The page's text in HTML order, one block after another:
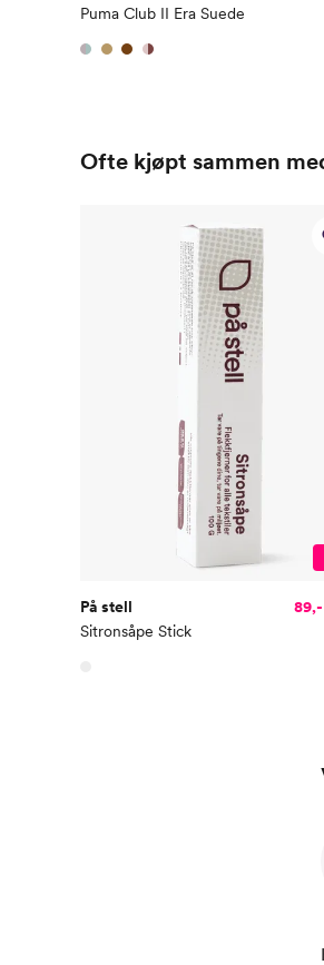
Puma Club II Era Suede
Ofte kjøpt sammen
På stell
Sitronsåpe Stick
89,-